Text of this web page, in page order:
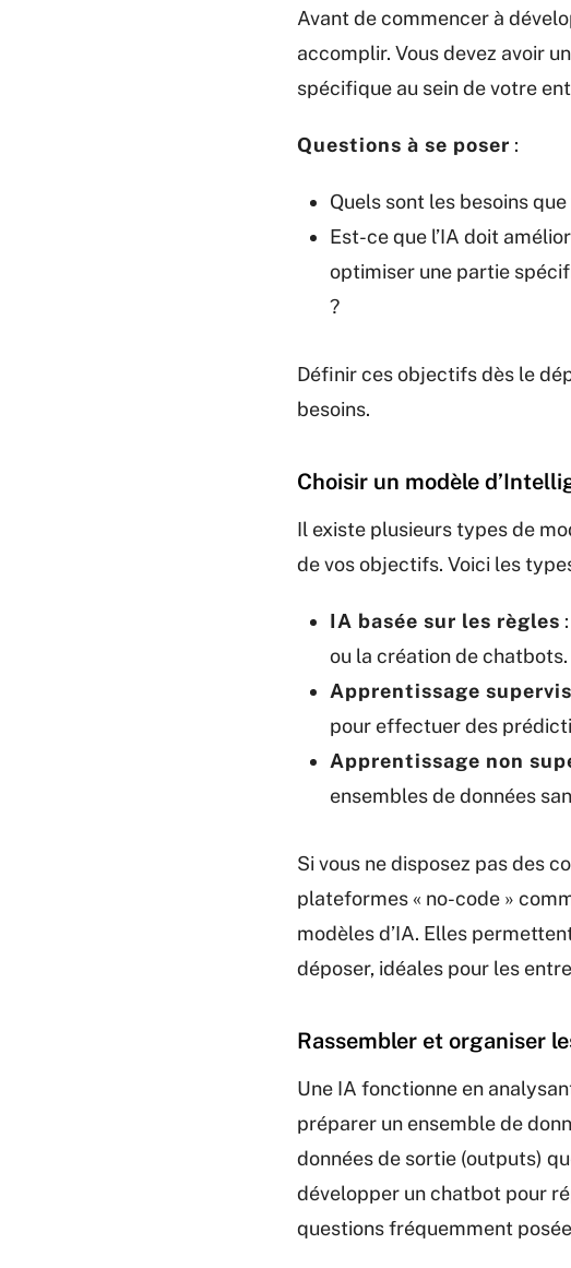
Avant de commencer à
accomplir. Vous devez avoir
spécifique au sein de votre
Questions à se poser :
Quels sont les besoins
Est-ce que l’IA doit
optimiser une partie
?
Définir ces objectifs dès le
besoins.
Choisir un modèle
Il existe plusieurs types de
de vos objectifs. Voici les
IA basée sur les règles
ou la création de chatbots.
Apprentissage
pour effectuer des
Apprentissage non
ensembles de données
Si vous ne disposez pas des
plateformes « no-code »
modèles d’IA. Elles
déposer, idéales pour les
Rassembler et organiser
Une IA fonctionne en
préparer un ensemble de
données de sortie (outputs)
développer un chatbot pour
questions fréquemment